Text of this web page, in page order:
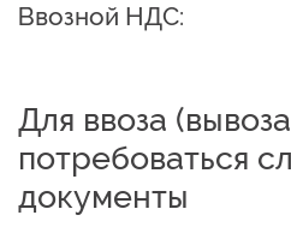
Ввозной НДС:
Для ввоза
потребоваться
документы